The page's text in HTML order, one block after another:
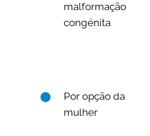
malformação
congénita
Por opção da
mulher